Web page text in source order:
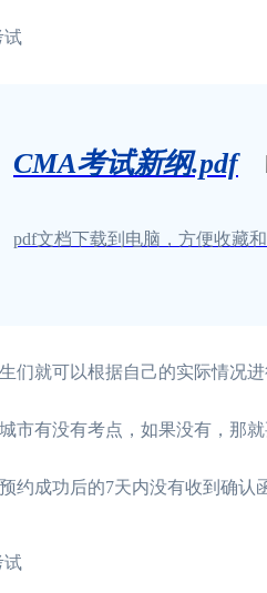
CMA考试新纲.pdf
pdf文档下载到电脑，方便收藏
就可以根据自己的实际情况进
市有没有考点，如果没有，那
约成功后的7天内没有收到确认